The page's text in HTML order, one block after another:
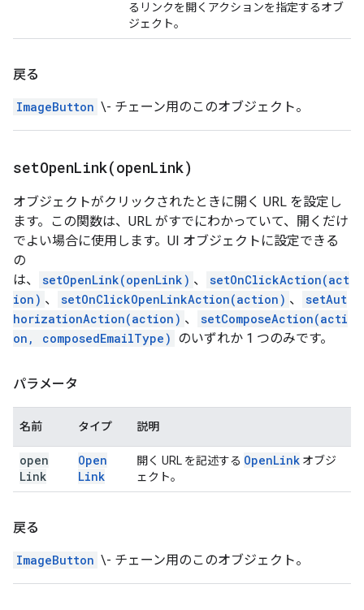
るリンクを開くアクションを指定するオブ
ジェクト。
戻る
ImageButton \- チェーン用のこのオブジェクト。
setOpenLink(openLink)
オブジェクトがクリックされたときに開く URL を設定し
ます。この関数は、URL がすでにわかっていて、開くだけ
でよい場合に使用します。UI オブジェクトに設定できる
の
は、
setOpenLink(openLink) 、
setOnClickAction(act
ion) 、 setOnClickOpenLinkAction(action) 、
setAut
horizationAction(action) 、
setComposeAction(acti
on, composedEmailType) のいずれか 1 つのみです。
パラメータ
名前 タイプ 説明
open
Link
Open
Link
開く URL を記述する OpenLink オブジ
ェクト。
戻る
ImageButton \- チェーン用のこのオブジェクト。